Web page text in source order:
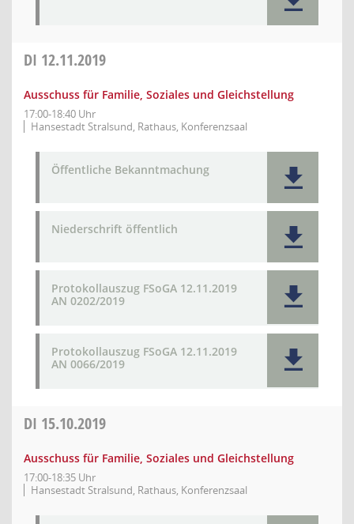
DI 12.11.2019
Ausschuss für Familie, Soziales und Gleichstellung
17:00-18:40 Uhr
Hansestadt Stralsund, Rathaus, Konferenzsaal
Öffentliche Bekanntmachung
Niederschrift öffentlich
Protokollauszug FSoGA 12.11.2019
AN 0202/2019
Protokollauszug FSoGA 12.11.2019
AN 0066/2019
DI 15.10.2019
Ausschuss für Familie, Soziales und Gleichstellung
17:00-18:35 Uhr
Hansestadt Stralsund, Rathaus, Konferenzsaal